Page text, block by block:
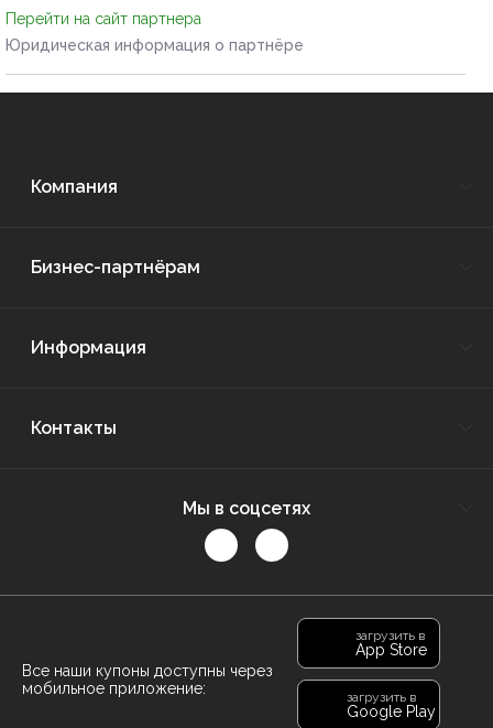
Перейти на сайт партнера
Юридическая информация о партнёре
Компания
Бизнес-партнёрам
Информация
Контакты
Мы в соцсетях
Все наши купоны доступны через
мобильное приложение:
загрузить в
App Store
загрузить в
Google Play